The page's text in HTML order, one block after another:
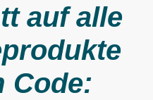
auf alle
Code: